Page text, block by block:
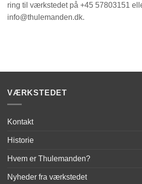
ring til værkstedet på +45 57803151
info@thulemanden.dk.
VÆRKSTEDET
Kontakt
Historie
Hvem er Thulemanden?
Nyheder fra værkstedet